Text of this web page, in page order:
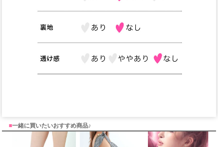
■一緒に買いたいおすすめ商品♪